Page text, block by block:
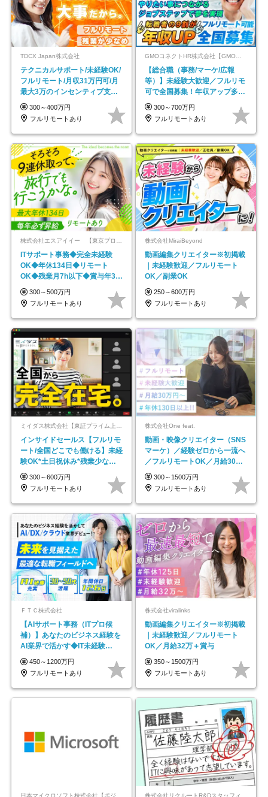
TDCX Japan株式会社
テクニカルサポート/未経験OK/
フルリモート/月収31万円可/月
最大3万のインセンティブ支給/
平均年齢33歳
300～400万円
フルリモートあり
GMOコネクトHR株式会社【GMOインターネットグループ】
【総合職（事務/マーケ/広報
等）】未経験大歓迎／フルリモ
可で全国募集！年収アップ多数
★年休最大130日★
300～700万円
フルリモートあり
株式会社エスアイイー 【東京プロマーケット上場】
ITサポート事務◆完全未経験
OK◆年休134日◆リモート
OK◆残業月7h以下◆賞与年3回
◆5年目まで必ず昇給
300～500万円
フルリモートあり
株式会社MiraiBeyond
動画編集クリエイター※初掲載
｜未経験歓迎／フルリモート
OK／副業OK
250～600万円
フルリモートあり
インサイドセールス【フルリモ
ート/全国どこでも働ける】未経
験OK*土日祝休み*残業少なめ*
在宅勤務手当あり
300～600万円
フルリモートあり
株式会社One feat.
動画・映像クリエイター（SNS
マーケ）／経験ゼロから一流へ
／フルリモートOK／月給30万
円～／年休130日以上
300～1500万円
フルリモートあり
ＦＴＣ株式会社
【AIサポート事務（ITプロ候
補）】あなたのビジネス経験を
AI業界で活かす◆IT未経験
OK◆目指せるコンサル
450～1200万円
フルリモートあり
株式会社viralinks
動画編集クリエイター※初掲載
｜未経験歓迎／フルリモート
OK／月給32万＋賞与
350～1500万円
フルリモートあり